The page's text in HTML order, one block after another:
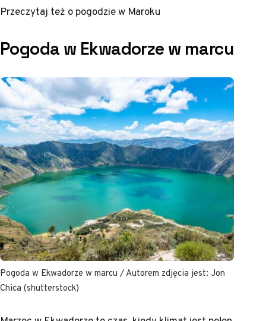
Przeczytaj też opogodzie w Maroku
Pogoda w Ekwadorze w marcu
Pogoda w Ekwadorze w marcu / Autorem zdjęcia jest: Jon
Chica (shutterstock)